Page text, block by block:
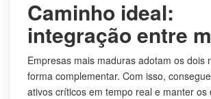
Caminho ideal:
integração entre
Empresas mais maduras adotam os dois
forma complementar. Com isso,
ativos críticos em tempo real e manter os